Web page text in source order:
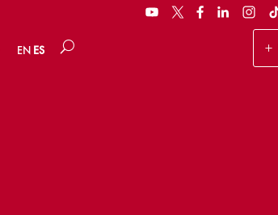
EN ES